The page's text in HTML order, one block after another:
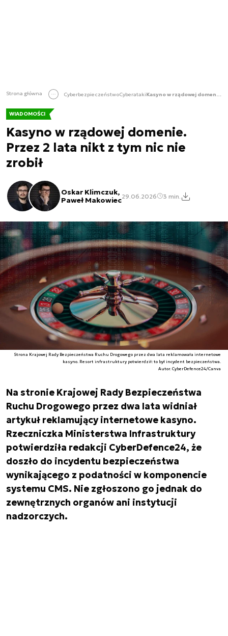
Strona główna CyberbezpieczeństwoCyberataki Kasyno w rządowej domenie. Przez 2 lata nikt z tym nic nie zrobił
WIADOMOŚCI
Kasyno w rządowej domenie.
Przez 2 lata nikt z tym nic nie
zrobił
Oskar Klimczuk,
Paweł Makowiec29.06.2026 3 min.
Strona Krajowej Rady Bezpieczeństwa Ruchu Drogowego przez dwa lata reklamowała internetowe
kasyno. Resort infrastruktury potwierdził: to był incydent bezpieczeństwa.
Autor. CyberDefence24/Canva
Na stronie Krajowej Rady Bezpieczeństwa
Ruchu Drogowego przez dwa lata widniał
artykuł reklamujący internetowe kasyno.
Rzeczniczka Ministerstwa Infrastruktury
potwierdziła redakcji CyberDefence24, że
doszło do incydentu bezpieczeństwa
wynikającego z podatności w komponencie
systemu CMS. Nie zgłoszono go jednak do
zewnętrznych organów ani instytucji
nadzorczych.